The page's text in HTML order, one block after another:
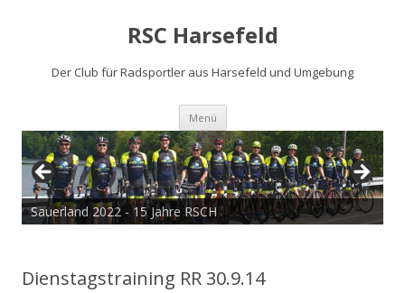
RSC Harsefeld
Der Club für Radsportler aus Harsefeld und Umgebung
Menü Zum
springen
Sauerland 2022 - 15 Jahre RSCH
Tour de Cux 2020
Dienstagstraining RR 30.9.14